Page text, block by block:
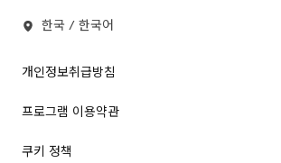
한국 / 한국어
개인정보취급방침
프로그램 이용약관
쿠키 정책